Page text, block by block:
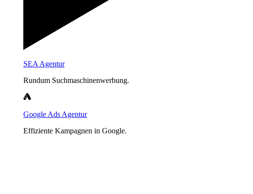
SEA Agentur
Rundum Suchmaschinenwerbung.
Google Ads Agentur
Effiziente Kampagnen in Google.